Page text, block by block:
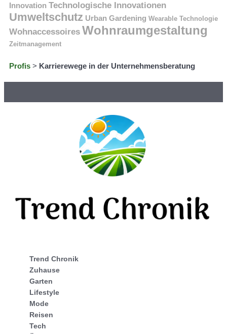
Innovation Technologische Innovationen
Umweltschutz Urban Gardening Wearable Technologie
Wohnaccessoires Wohnraumgestaltung
Zeitmanagement
Profis > Karrierewege in der Unternehmensberatung
Trend Chronik
Zuhause
Garten
Lifestyle
Mode
Reisen
Tech